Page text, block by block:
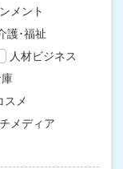
メント
護･福祉
人材ビジネス
スメ
メディア